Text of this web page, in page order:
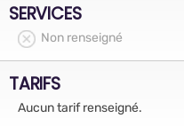
SERVICES
Non renseigné
TARIFS
Aucun tarif renseigné.